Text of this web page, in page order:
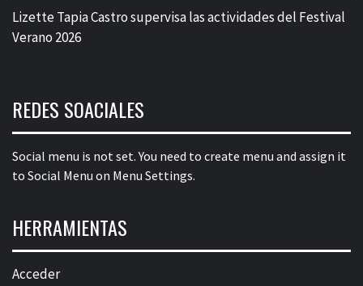
Lizette Tapia Castro supervisa las actividades del Festival
Verano 2026
REDES SOACIALES
Social menu is not set. You need to create menu and assign it
to Social Menu on Menu Settings.
HERRAMIENTAS
Acceder